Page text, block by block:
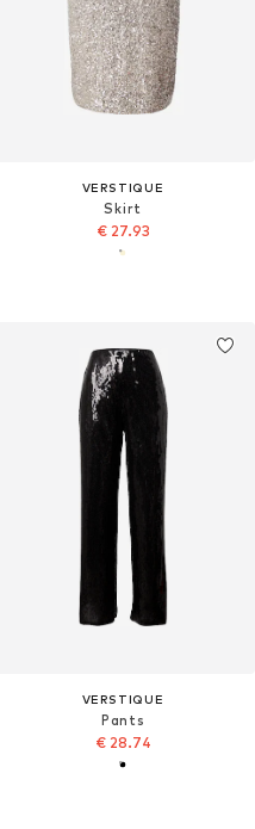
VERSTIQUE
Skirt
€ 27.93
VERSTIQUE
Pants
€ 28.74